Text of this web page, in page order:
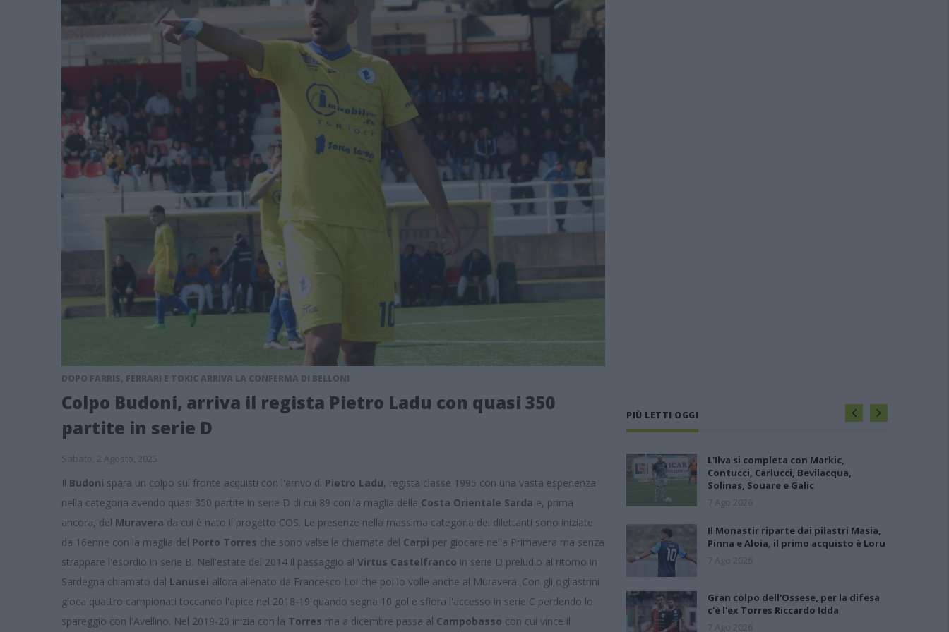
DOPO FARRIS, FERRARI E TOKIC ARRIVA LA CONFERMA DI BELLONI
Colpo Budoni, arriva il regista Pietro Ladu con quasi 350
partite in serie D
Sabato, 2 Agosto, 2025
Il Budoni spara un colpo sul fronte acquisti con l'arrivo di Pietro Ladu, regista classe 1995 con una vasta esperienza
nella categoria avendo quasi 350 partite in serie D di cui 89 con la maglia della Costa Orientale Sarda e, prima
ancora, del Muravera da cui è nato il progetto COS. Le presenze nella massima categoria dei dilettanti sono iniziate
da 16enne con la maglia del Porto Torres che sono valse la chiamata del Carpi per giocare nella Primavera ma senza
strappare l'esordio in serie B. Nell'estate del 2014 il passaggio al Virtus Castelfranco in serie D preludio al ritorno in
Sardegna chiamato dal Lanusei allora allenato da Francesco Loi che poi lo volle anche al Muravera. Con gli ogliastrini
gioca quattro campionati toccando l'apice nel 2018-19 quando segna 10 gol e sfiora l'accesso in serie C perdendo lo
spareggio con l'Avellino. Nel 2019-20 inizia con la Torres ma a dicembre passa al Campobasso con cui vince il
PIÙ LETTI OGGI
L'Ilva si completa con Markic,
Contucci, Carlucci, Bevilacqua,
Solinas, Souare e Galic
7 Ago 2026
Il Monastir riparte dai pilastri Masia,
Pinna e Aloia, il primo acquisto è Loru
7 Ago 2026
Gran colpo dell'Ossese, per la difesa
c'è l'ex Torres Riccardo Idda
7 Ago 2026